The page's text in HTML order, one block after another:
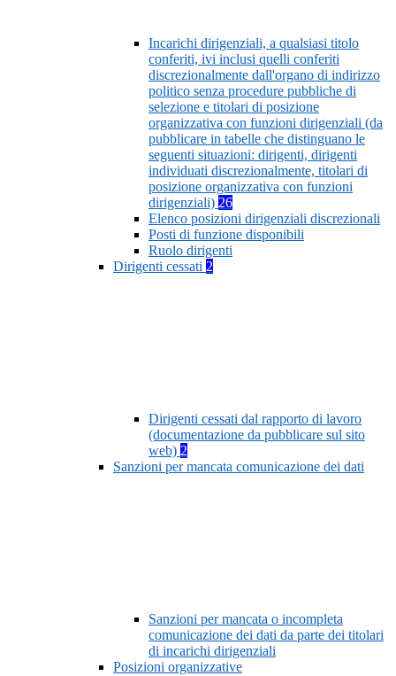
Incarichi dirigenziali, a qualsiasi titolo
conferiti, ivi inclusi quelli conferiti
discrezionalmente dall'organo di indirizzo
politico senza procedure pubbliche di
selezione e titolari di posizione
organizzativa con funzioni dirigenziali (da
pubblicare in tabelle che distinguano le
seguenti situazioni: dirigenti, dirigenti
individuati discrezionalmente, titolari di
posizione organizzativa con funzioni
dirigenziali) 26
Elenco posizioni dirigenziali discrezionali
Posti di funzione disponibili
Ruolo dirigenti
Dirigenti cessati 2
Dirigenti cessati dal rapporto di lavoro
(documentazione da pubblicare sul sito
web) 2
Sanzioni per mancata comunicazione dei dati
Sanzioni per mancata o incompleta
comunicazione dei dati da parte dei titolari
di incarichi dirigenziali
Posizioni organizzative